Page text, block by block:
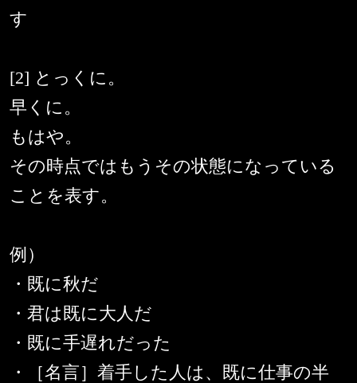
す
[2] とっくに。
早くに。
もはや。
その時点ではもうその状態になっている
ことを表す。
例）
・既に秋だ
・君は既に大人だ
・既に手遅れだった
・［名言］着手した人は、既に仕事の半